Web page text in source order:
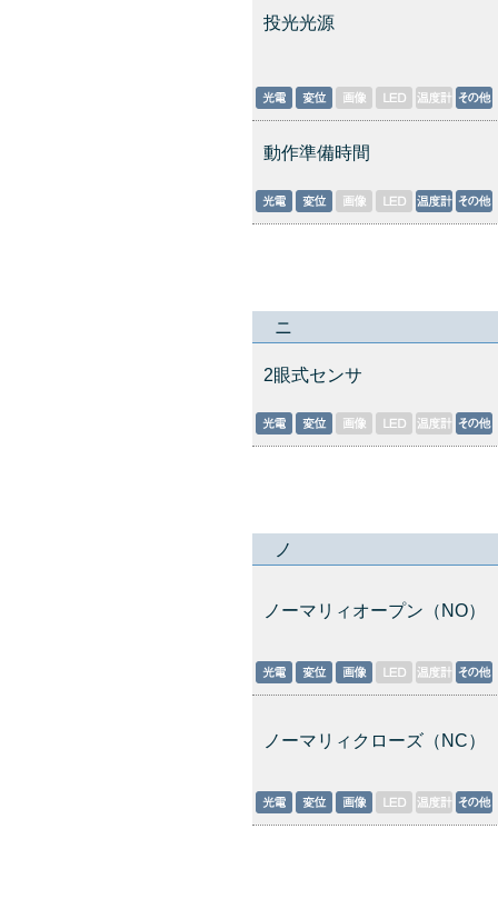
投光光源
動作準備時間
ニ
2眼式センサ
ノ
ノーマリィオープン（NO）
ノーマリィクローズ（NC）